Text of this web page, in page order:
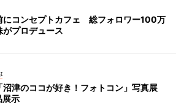
にコンセプトカフェ 総フォロワー100万
がプロデュース
沼津のココが好き！フォトコン」写真展
示